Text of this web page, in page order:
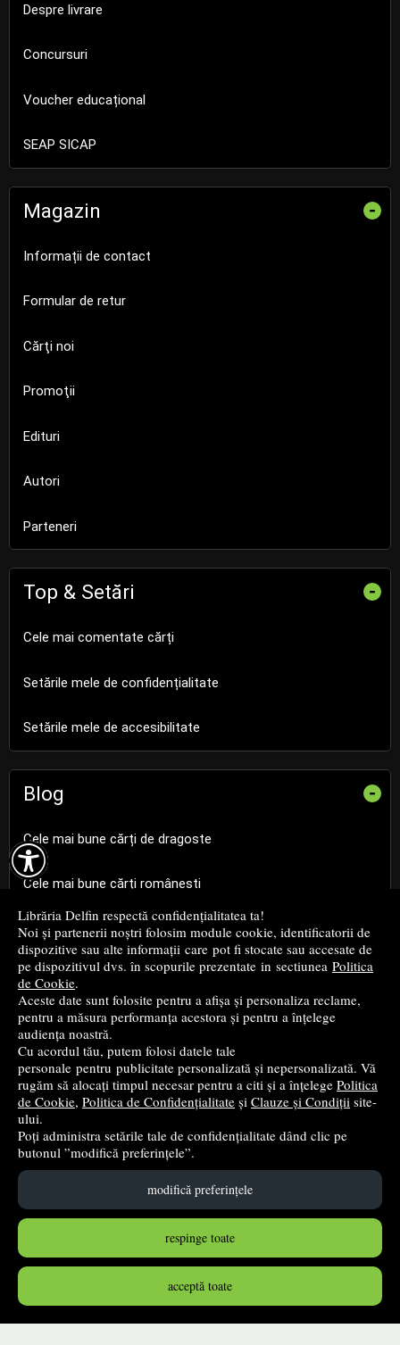

Librăria Delfin respectă confidențialitatea ta!
Noi și partenerii noștri folosim module cookie, identificatorii de
dispozitive sau alte informații care pot fi stocate sau accesate de
pe dispozitivul dvs. în scopurile prezentate in sectiunea Politica
de Cookie.
Aceste date sunt folosite pentru a afișa și personaliza reclame,
pentru a măsura performanța acestora și pentru a înțelege
audiența noastră.
Cu acordul tău, putem folosi datele tale
personale pentru publicitate personalizată și nepersonalizată. Vă
rugăm să alocați timpul necesar pentru a citi și a înțelege Politica
de Cookie, Politica de Confidențialitate și Clauze și Condiții site-
ului.
Poți administra setările tale de confidențialitate dând clic pe
butonul ”modifică preferințele”.
modifică preferințele
respinge toate
acceptă toate
Despre livrare
Concursuri
Voucher educațional
SEAP SICAP
Magazin -
Informații de contact
Formular de retur
Cărţi noi
Promoţii
Edituri
Autori
Parteneri
Top & Setări -
Cele mai comentate cărți
Setările mele de confidențialitate
Setările mele de accesibilitate
Blog -
Cele mai bune cărți de dragoste
Cele mai bune cărți românești
Cele mai bune cărți religioase
Cele mai bune cărți de istorie
Top cărți beletristică
...toate știrile
© 2004 - 2026Grup DZC SRL
Magazin onlinecreat de
Created in 0.0849 sec